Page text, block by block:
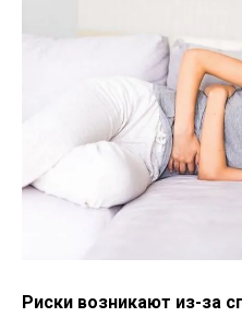
Риски возникают из-за